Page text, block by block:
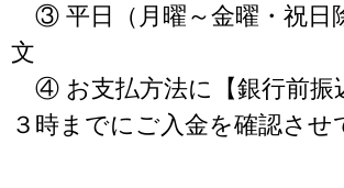
③ 平日（月曜～金曜・祝日
文
④ お支払方法に【銀行前振
３時までにご入金を確認さ